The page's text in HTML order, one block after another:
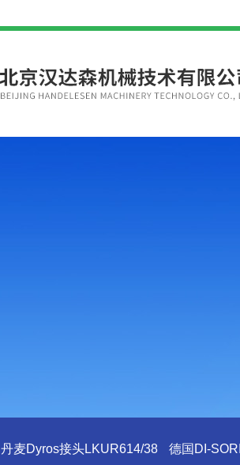
丹麦Dyros接头LKUR614/38 德国DI-